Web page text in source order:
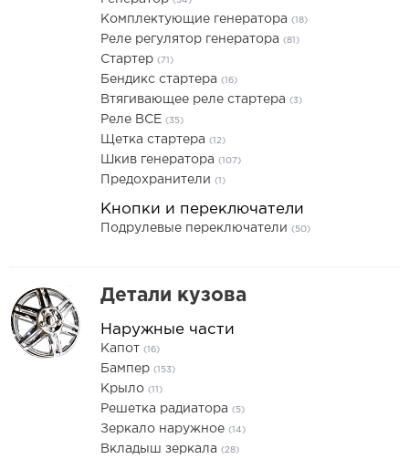
Комплектующие генератора (18)
Реле регулятор генератора (81)
Стартер (71)
Бендикс стартера (16)
Втягивающее реле стартера (3)
Реле ВСЕ (35)
Щетка стартера (12)
Шкив генератора (107)
Предохранители (1)
Кнопки и переключатели
Подрулевые переключатели (50)
Детали кузова
Наружные части
Капот (16)
Бампер (153)
Крыло (11)
Решетка радиатора (5)
Зеркало наружное (14)
Вкладыш зеркала (28)